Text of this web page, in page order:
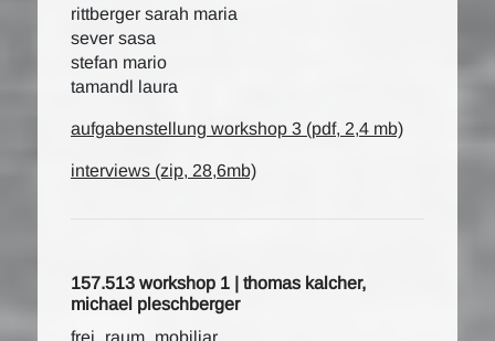
rittberger sarah maria
sever sasa
stefan mario
tamandl laura
aufgabenstellung workshop 3 (pdf, 2,4 mb)
interviews (zip, 28,6mb)
157.513 workshop 1 | thomas kalcher,
michael pleschberger
frei_raum_mobiliar